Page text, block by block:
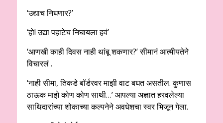
‘उद्याच निघणार?’
‘हो! उद्या पहाटेच निघायला हवं’
‘आणखी काही दिवस नाही थांबू शकणार?’ सीमानं आत्मीयतेने
विचारलं .
‘नाही सीमा, तिकडे बॉर्डरवर माझी वाट बघत असतील. कुणास
ठाऊक माझे कोण कोण साथी…’ आपल्या अज्ञात हरवलेल्या
साथिदारांच्या शोकाच्या कल्पनेने अवधेशचा स्वर भिजून गेला.